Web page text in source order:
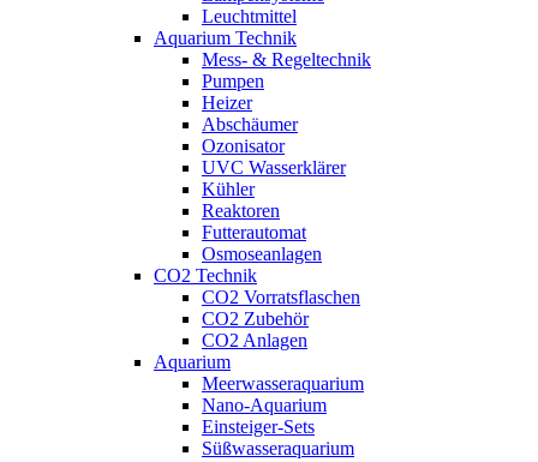
Leuchtmittel
Aquarium Technik
Mess- & Regeltechnik
Pumpen
Heizer
Abschäumer
Ozonisator
UVC Wasserklärer
Kühler
Reaktoren
Futterautomat
Osmoseanlagen
CO2 Technik
CO2 Vorratsflaschen
CO2 Zubehör
CO2 Anlagen
Aquarium
Meerwasseraquarium
Nano-Aquarium
Einsteiger-Sets
Süßwasseraquarium